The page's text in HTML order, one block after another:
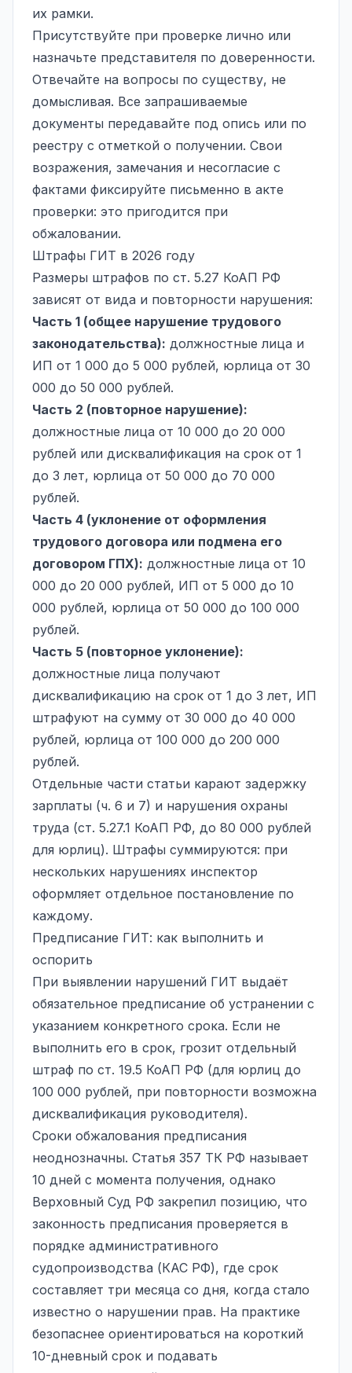
их рамки.
Присутствуйте при проверке лично или
назначьте представителя по доверенности.
Отвечайте на вопросы по существу, не
домысливая. Все запрашиваемые
документы передавайте под опись или по
реестру с отметкой о получении. Свои
возражения, замечания и несогласие с
фактами фиксируйте письменно в акте
проверки: это пригодится при
обжаловании.
Штрафы ГИТ в 2026 году
Размеры штрафов по ст. 5.27 КоАП РФ
зависят от вида и повторности нарушения:
Часть 1 (общее нарушение трудового
законодательства): должностные лица и
ИП от 1 000 до 5 000 рублей, юрлица от 30
000 до 50 000 рублей.
Часть 2 (повторное нарушение):
должностные лица от 10 000 до 20 000
рублей или дисквалификация на срок от 1
до 3 лет, юрлица от 50 000 до 70 000
рублей.
Часть 4 (уклонение от оформления
трудового договора или подмена его
договором ГПХ): должностные лица от 10
000 до 20 000 рублей, ИП от 5 000 до 10
000 рублей, юрлица от 50 000 до 100 000
рублей.
Часть 5 (повторное уклонение):
должностные лица получают
дисквалификацию на срок от 1 до 3 лет, ИП
штрафуют на сумму от 30 000 до 40 000
рублей, юрлица от 100 000 до 200 000
рублей.
Отдельные части статьи карают задержку
зарплаты (ч. 6 и 7) и нарушения охраны
труда (ст. 5.27.1 КоАП РФ, до 80 000 рублей
для юрлиц). Штрафы суммируются: при
нескольких нарушениях инспектор
оформляет отдельное постановление по
каждому.
Предписание ГИТ: как выполнить и
оспорить
При выявлении нарушений ГИТ выдаёт
обязательное предписание об устранении с
указанием конкретного срока. Если не
выполнить его в срок, грозит отдельный
штраф по ст. 19.5 КоАП РФ (для юрлиц до
100 000 рублей, при повторности возможна
дисквалификация руководителя).
Сроки обжалования предписания
неоднозначны. Статья 357 ТК РФ называет
10 дней с момента получения, однако
Верховный Суд РФ закрепил позицию, что
законность предписания проверяется в
порядке административного
судопроизводства (КАС РФ), где срок
составляет три месяца со дня, когда стало
известно о нарушении прав. На практике
безопаснее ориентироваться на короткий
10-дневный срок и подавать